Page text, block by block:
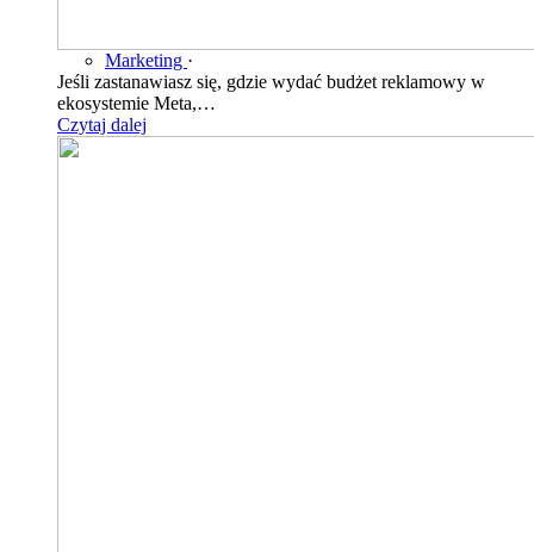
Marketing ·
Jeśli zastanawiasz się, gdzie wydać budżet reklamowy w
ekosystemie Meta,…
Czytaj dalej